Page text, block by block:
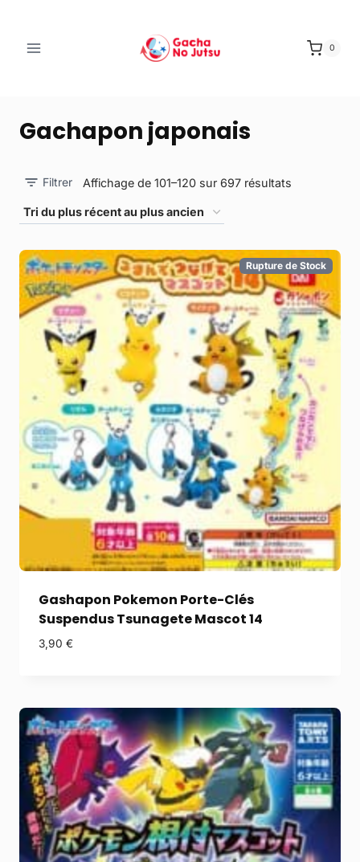
0
Gachapon japonais
Filtrer Affichage de 101–120 sur 697 résultats
Rupture de Stock
Gashapon Pokemon Porte-Clés
Suspendus Tsunagete Mascot 14
3,90 €